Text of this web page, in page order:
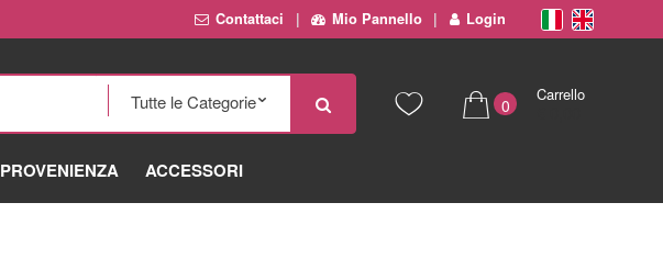
Contattaci Mio Pannello Login
0
Carrello
PROVENIENZA ACCESSORI